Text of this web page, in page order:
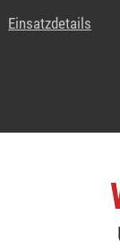
Einsatzdetails